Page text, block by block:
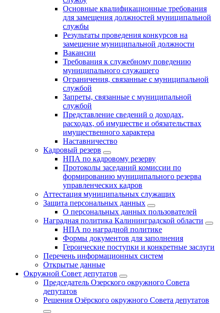
Основные квалификационные требования
для замещения должностей муниципальной
службы
Результаты проведения конкурсов на
замещение муниципальной должности
Вакансии
Требования к служебному поведению
муниципального служащего
Ограничения, связанные с муниципальной
службой
Запреты, связанные с муниципальной
службой
Представление сведений о доходах,
расходах, об имуществе и обязательствах
имущественного характера
Наставничество
Кадровый резерв
НПА по кадровому резерву
Протоколы заседаний комиссии по
формированию муниципального резерва
управленческих кадров
Аттестация муниципальных служащих
Защита персональных данных
О персональных данных пользователей
Наградная политика Калининградской области
НПА по наградной политике
Формы документов для заполнения
Героические поступки и конкретные заслуги
Перечень информационных систем
Открытые данные
Окружной Совет депутатов
Председатель Озерского окружного Совета
депутатов
Решения Озёрского окружного Совета депутатов